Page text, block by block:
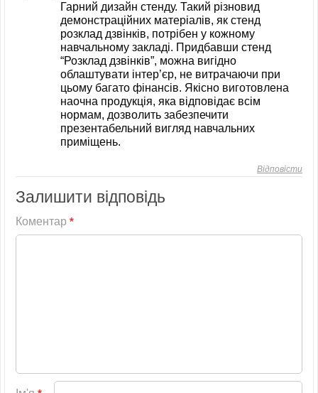
Гарний дизайн стенду. Такий різновид
демонстраційних матеріалів, як стенд
розклад дзвінків, потрібен у кожному
навчальному закладі. Придбавши стенд
“Розклад дзвінків”, можна вигідно
облаштувати інтер’єр, не витрачаючи при
цьому багато фінансів. Якісно виготовлена
наочна продукція, яка відповідає всім
нормам, дозволить забезпечити
презентабельний вигляд навчальних
приміщень.
Відповісти
Залишити відповідь
Коментар *